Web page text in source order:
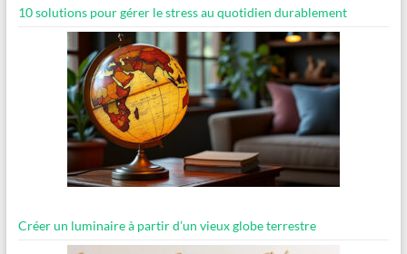
10 solutions pour gérer le stress au quotidien durablement
Créer un luminaire à partir d’un vieux globe terrestre